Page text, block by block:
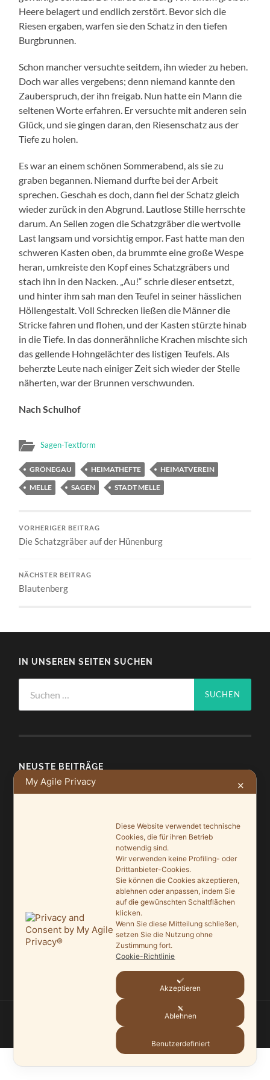
Heere belagert und endlich zerstört. Bevor sich die
Riesen ergaben, warfen sie den Schatz in den tiefen
Burgbrunnen.
Schon mancher versuchte seitdem, ihn wieder zu heben.
Doch war alles vergebens; denn niemand kannte den
Zauberspruch, der ihn freigab. Nun hatte ein Mann die
seltenen Worte erfahren. Er versuchte mit anderen sein
Glück, und sie gingen daran, den Riesenschatz aus der
Tiefe zu holen.
Es war an einem schönen Sommerabend, als sie zu
graben begannen. Niemand durfte bei der Arbeit
sprechen. Geschah es doch, dann fiel der Schatz gleich
wieder zurück in den Abgrund. Lautlose Stille herrschte
darum. An Seilen zogen die Schatzgräber die wertvolle
Last langsam und vorsichtig empor. Fast hatte man den
schweren Kasten oben, da brummte eine große Wespe
heran, umkreiste den Kopf eines Schatzgräbers und
stach ihn in den Nacken. „Au!“ schrie dieser entsetzt,
und hinter ihm sah man den Teufel in seiner hässlichen
Höllengestalt. Voll Schrecken ließen die Männer die
Stricke fahren und flohen, und der Kasten stürzte hinab
in die Tiefe. In das donnerähnliche Krachen mischte sich
das gellende Hohngelächter des listigen Teufels. Als
beherzte Leute nach einiger Zeit sich wieder der Stelle
näherten, war der Brunnen verschwunden.
Nach Schulhof
Sagen-Textform
GRÖNEGAU HEIMATHEFTE
HEIMATVEREIN
MELLE
SAGEN STADT MELLE
VORHERIGER BEITRAG
Die Schatzgräber auf der Hünenburg
NÄCHSTER BEITRAG
Blautenberg
IN UNSEREN SEITEN SUCHEN
nach:
NEUSTE BEITRÄGE
Ein Leuchtturmprojekt für mehr Artenvielfalt
Saisonauftakt nach Maß im Grönegau-Museum
Melle punktet beim „Tag des offenen Denkmals“
Ein Schaufenster der Denkmalpflege
7. September 2025
Mit vergrößertem Führungsteam in die Zukunft
HEIMATVEREIN MELLE
My Agile Privacy ✕
Diese Website verwendet technische
Cookies, die für ihren Betrieb
notwendig sind.
Wir verwenden keine Profiling- oder
Drittanbieter-Cookies.
Sie können die Cookies akzeptieren,
ablehnen oder anpassen, indem Sie
auf die gewünschten Schaltflächen
klicken.
Wenn Sie diese Mitteilung schließen,
setzen Sie die Nutzung ohne
Zustimmung fort.
Cookie-Richtlinie
Akzeptieren
Ablehnen
Benutzerdefiniert